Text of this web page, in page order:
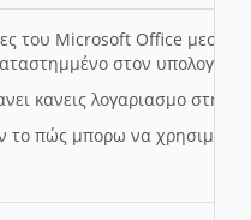
του Microsoft Office μεσω
στον
κανεις λογαριασμο στη
το πώς μπορω να